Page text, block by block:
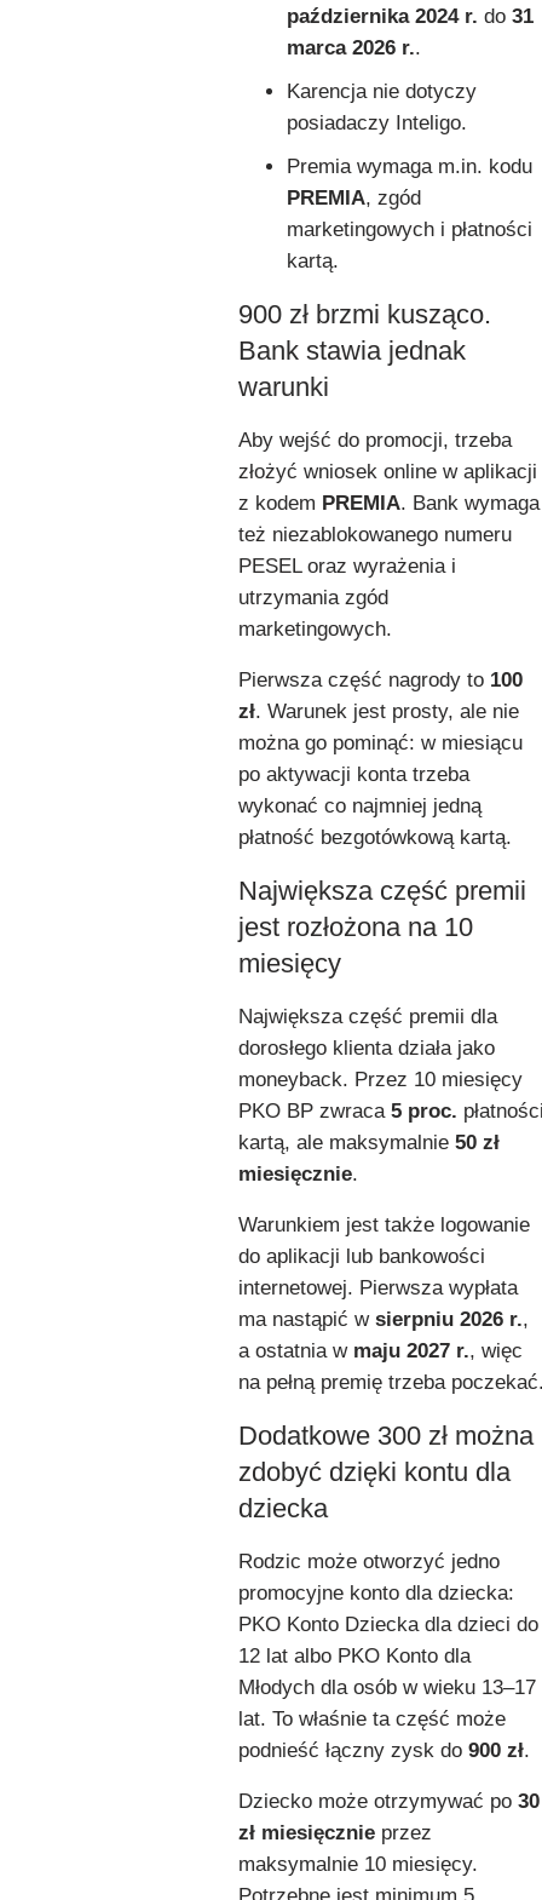
października 2024 r. do 31
marca 2026 r..
Karencja nie dotyczy
posiadaczy Inteligo.
Premia wymaga m.in. kodu
PREMIA, zgód
marketingowych i płatności
kartą.
900 zł brzmi kusząco.
Bank stawia jednak
warunki
Aby wejść do promocji, trzeba
złożyć wniosek online w aplikacji
z kodem PREMIA. Bank wymaga
też niezablokowanego numeru
PESEL oraz wyrażenia i
utrzymania zgód
marketingowych.
Pierwsza część nagrody to 100
zł. Warunek jest prosty, ale nie
można go pominąć: w miesiącu
po aktywacji konta trzeba
wykonać co najmniej jedną
płatność bezgotówkową kartą.
Największa część premii
jest rozłożona na 10
miesięcy
Największa część premii dla
dorosłego klienta działa jako
moneyback. Przez 10 miesięcy
PKO BP zwraca 5 proc.
kartą, ale maksymalnie 50 zł
miesięcznie.
Warunkiem jest także logowanie
do aplikacji lub bankowości
internetowej. Pierwsza wypłata
ma nastąpić w sierpniu 2026 r.,
a ostatnia w maju 2027 r., więc
na pełną premię trzeba
Dodatkowe 300 zł można
zdobyć dzięki kontu dla
dziecka
Rodzic może otworzyć jedno
promocyjne konto dla dziecka:
PKO Konto Dziecka dla dzieci do
12 lat albo PKO Konto dla
Młodych dla osób w wieku 13–17
lat. To właśnie ta część może
podnieść łączny zysk do 900 zł.
Dziecko może otrzymywać po 30
zł miesięcznie przez
maksymalnie 10 miesięcy.